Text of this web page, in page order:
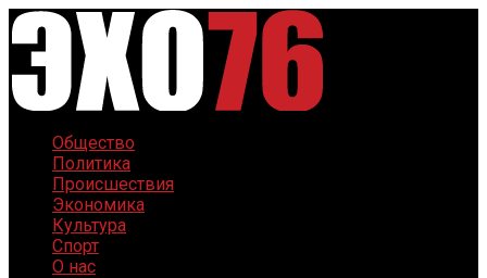
Общество
Политика
Происшествия
Экономика
Культура
Спорт
О нас